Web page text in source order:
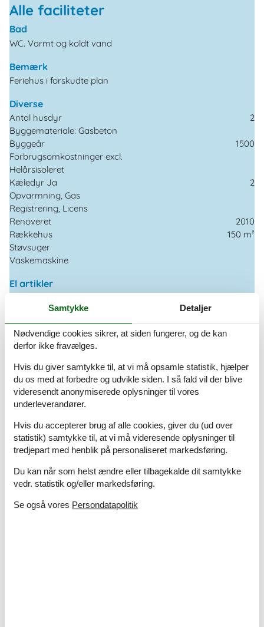
Alle faciliteter
Bad
WC. Varmt og koldt vand
Bemærk
Feriehus i forskudte plan
Diverse
Antal husdyr
2
Byggemateriale: Gasbeton
Byggeår
1500
Forbrugsomkostninger excl.
Helårsisoleret
Kæledyr Ja
2
Opvarmning, Gas
Registrering, Licens
Renoveret
2010
Rækkehus
150 m²
Støvsuger
Vaskemaskine
El artikler
Internet (trådløst)
I nærheden
Afmærket vandresti
Afmærket vandresti 5-10 km
100 m
Afs. til nærmeste vand/badning
28 km
Afstand lufthavn GOA
Afstand til alt. vand/badning
Nærmeste beboelse
Nærmeste by
Nærmeste restaurant
Svømmehal
Tennisbane
100 m
Samtykke Detaljer
Nødvendige cookies sikrer, at siden fungerer, og de kan
derfor ikke fravælges.
Hvis du giver samtykke til, at vi må opsamle statistik, hjælper
du os med at forbedre og udvikle siden. I så fald vil der blive
videresendt anonymiserede oplysninger til vores
underleverandører.
Hvis du accepterer brug af alle cookies, giver du (ud over
statistik) samtykke til, at vi må videresende oplysninger til
tredjepart med henblik på personaliseret markedsføring.
Du kan når som helst ændre eller tilbagekalde dit samtykke
vedr. statistik og/eller markedsføring.
Se også vores Persondatapolitik